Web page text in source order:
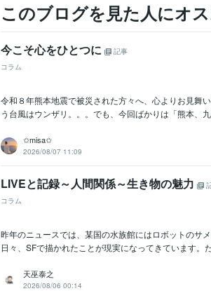
このブログを見た人にオ
今こそ心をひとつに
記事
コラム
令和８年熊本地震で被災された方々へ、心よりお見舞
う台風はウンザリ。。。でも、今回ばかりは「熊本、
✩misa✩
2026/08/07 11:09
LIVEと記録～人間関係～生き物の魅力
コラム
昨年のニュースでは、某国の水族館にはロボットのサ
日々、SFで描かれたことが現実になってきています
天巫泰之
2026/08/06 00:14